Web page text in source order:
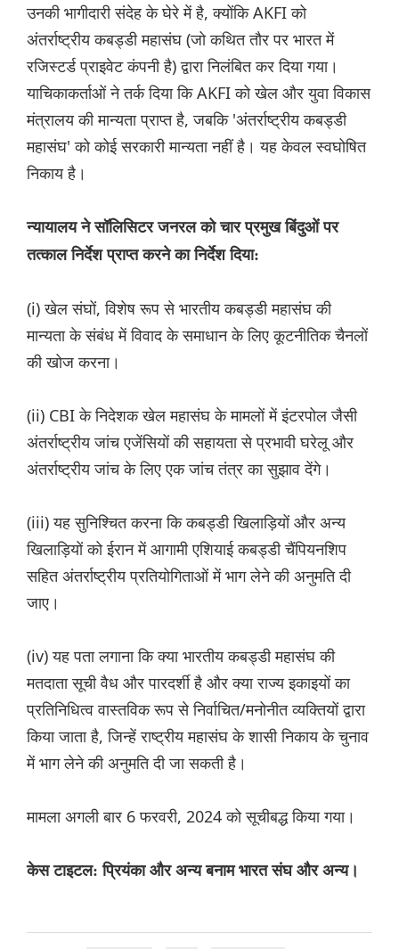
उनकी भागीदारी संदेह के घेरे में है, क्योंकि AKFI को
अंतर्राष्ट्रीय कबड्डी महासंघ (जो कथित तौर पर भारत में
रजिस्टर्ड प्राइवेट कंपनी है) द्वारा निलंबित कर दिया गया।
याचिकाकर्ताओं ने तर्क दिया कि AKFI को खेल और युवा विकास
मंत्रालय की मान्यता प्राप्त है, जबकि 'अंतर्राष्ट्रीय कबड्डी
महासंघ' को कोई सरकारी मान्यता नहीं है। यह केवल स्वघोषित
निकाय है।
न्यायालय ने सॉलिसिटर जनरल को चार प्रमुख बिंदुओं पर
तत्काल निर्देश प्राप्त करने का निर्देश दिया:
(i) खेल संघों, विशेष रूप से भारतीय कबड्डी महासंघ की
मान्यता के संबंध में विवाद के समाधान के लिए कूटनीतिक चैनलों
की खोज करना।
(ii) CBI के निदेशक खेल महासंघ के मामलों में इंटरपोल जैसी
अंतर्राष्ट्रीय जांच एजेंसियों की सहायता से प्रभावी घरेलू और
अंतर्राष्ट्रीय जांच के लिए एक जांच तंत्र का सुझाव देंगे।
(iii) यह सुनिश्चित करना कि कबड्डी खिलाड़ियों और अन्य
खिलाड़ियों को ईरान में आगामी एशियाई कबड्डी चैंपियनशिप
सहित अंतर्राष्ट्रीय प्रतियोगिताओं में भाग लेने की अनुमति दी
जाए।
(iv) यह पता लगाना कि क्या भारतीय कबड्डी महासंघ की
मतदाता सूची वैध और पारदर्शी है और क्या राज्य इकाइयों का
प्रतिनिधित्व वास्तविक रूप से निर्वाचित/मनोनीत व्यक्तियों द्वारा
किया जाता है, जिन्हें राष्ट्रीय महासंघ के शासी निकाय के चुनाव
में भाग लेने की अनुमति दी जा सकती है।
मामला अगली बार 6 फरवरी, 2024 को सूचीबद्ध किया गया।
केस टाइटल: प्रियंका और अन्य बनाम भारत संघ और अन्य।